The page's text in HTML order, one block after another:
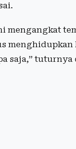
mengangkat
menghidupkan
saja,”